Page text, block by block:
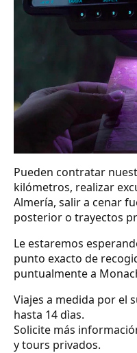
Pueden contratar
kilómetros, realizar
Almería, salir a cenar
posterior o trayectos
Le estaremos
punto exacto de
puntualmente a
Viajes a medida por el
hasta 14 dìas.
Solicite más
y tours privados.